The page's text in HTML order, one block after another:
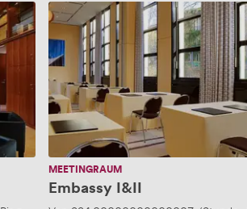
Embassy
I&II
MEETINGRAUM
Embassy I&II